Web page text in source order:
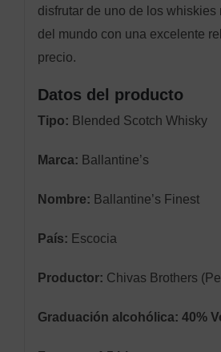
disfrutar de uno de los whiskies
del mundo con una excelente
precio.
Datos del producto
Tipo: Blended Scotch Whisky
Marca: Ballantine’s
Nombre: Ballantine’s Finest
País: Escocia
Productor: Chivas Brothers
Graduación alcohólica: 40%